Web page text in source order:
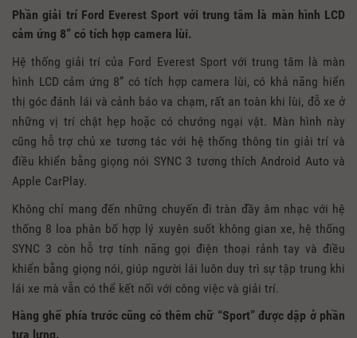
Phần giải trí Ford Everest Sport với trung tâm là màn hình LCD
cảm ứng 8” có tích hợp camera lùi.
Hệ thống giải trí của Ford Everest Sport với trung tâm là màn
hình LCD cảm ứng 8” có tích hợp camera lùi, có khả năng hiển
thị góc đánh lái và cảnh báo va chạm, rất an toàn khi lùi, đỗ xe ở
những vị trí chật hẹp hoặc có chướng ngại vật. Màn hình này
cũng hỗ trợ chủ xe tương tác với hệ thống thông tin giải trí và
điều khiển bằng giọng nói SYNC 3 tương thích Android Auto và
Apple CarPlay.
Không chỉ mang đến những chuyến đi tràn đầy âm nhạc với hệ
thống 8 loa phân bố hợp lý xuyên suốt không gian xe, hệ thống
SYNC 3 còn hỗ trợ tính năng gọi điện thoại rảnh tay và điều
khiển bằng giọng nói, giúp người lái luôn duy trì sự tập trung khi
lái xe mà vẫn có thể kết nối với công việc và giải trí.
Hàng ghế phía trước cũng có thêm chữ “Sport” được dập ở phần
tựa lưng.